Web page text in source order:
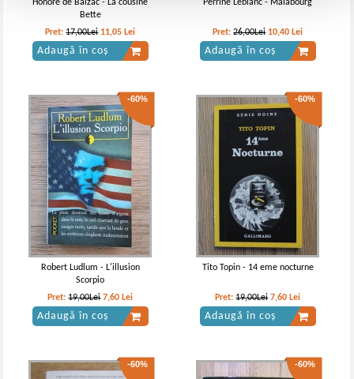
Honore de Balzac - La cousine
Bette
Pret:17,00Lei 11,05 Lei
Adaugă în coș
Perrine Leblanc - Malabourg
Pret:26,00Lei 10,40 Lei
Adaugă în coș
-60%
Robert Ludlum - L'illusion
Scorpio
Pret:19,00Lei 7,60 Lei
Adaugă în coș
-60%
Tito Topin - 14 eme nocturne
Pret:19,00Lei 7,60 Lei
Adaugă în coș
-60% -60%